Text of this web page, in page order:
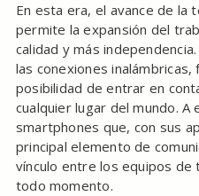
En esta era, el avance de la
permite la expansión del
calidad y más
las conexiones
posibilidad de entrar en
cualquier lugar del mundo. A
smartphones que, con sus
principal elemento de
vínculo entre los equipos
todo momento.